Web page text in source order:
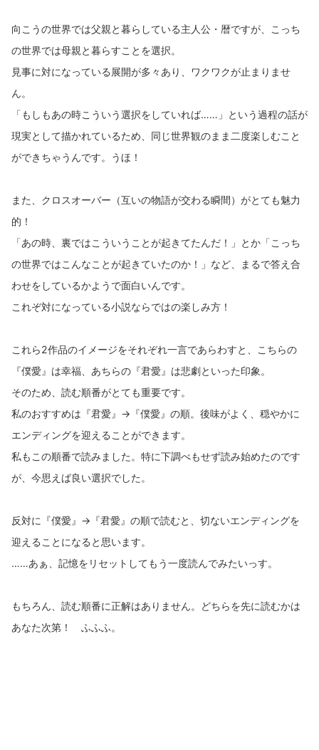
向こうの世界では父親と暮らしている主人公・暦ですが、こっち
の世界では母親と暮らすことを選択。
見事に対になっている展開が多々あり、ワクワクが止まりませ
ん。
「もしもあの時こういう選択をしていれば……」という過程の話が
現実として描かれているため、同じ世界観のまま二度楽しむこと
ができちゃうんです。うほ！
また、クロスオーバー（互いの物語が交わる瞬間）がとても魅力
的！
「あの時、裏ではこういうことが起きてたんだ！」とか「こっち
の世界ではこんなことが起きていたのか！」など、まるで答え合
わせをしているかようで面白いんです。
これぞ対になっている小説ならではの楽しみ方！
これら2作品のイメージをそれぞれ一言であらわすと、こちらの
『僕愛』は幸福、あちらの『君愛』は悲劇といった印象。
そのため、読む順番がとても重要です。
私のおすすめは『君愛』→『僕愛』の順。後味がよく、穏やかに
エンディングを迎えることができます。
私もこの順番で読みました。特に下調べもせず読み始めたのです
が、今思えば良い選択でした。
反対に『僕愛』→『君愛』の順で読むと、切ないエンディングを
迎えることになると思います。
……あぁ、記憶をリセットしてもう一度読んでみたいっす。
もちろん、読む順番に正解はありません。どちらを先に読むかは
あなた次第！ ふふふ。